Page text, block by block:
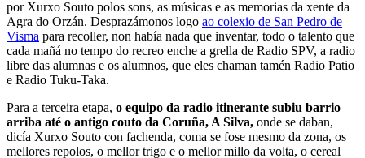
por Xurxo Souto polos sons, as músicas e as memorias da xente da
Agra do Orzán. Desprazámonos logo ao colexio de San Pedro de
Visma para recoller, non había nada que inventar, todo o talento que
cada mañá no tempo do recreo enche a grella de Radio SPV, a radio
libre das alumnas e os alumnos, que eles chaman tamén Radio Patio
e Radio Tuku-Taka.
Para a terceira etapa, o equipo da radio itinerante subiu barrio
arriba até o antigo couto da Coruña, A Silva, onde se daban,
dicía Xurxo Souto con fachenda, coma se fose mesmo da zona, os
mellores repolos, o mellor trigo e o mellor millo da volta, o cereal